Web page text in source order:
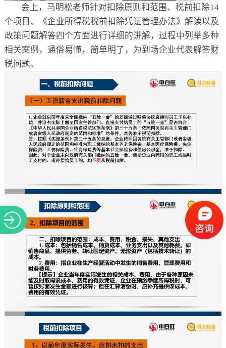
会上，马明松老师针对扣除原则和范围、税前扣除14
个项目、《企业所得税税前扣除凭证管理办法》解读以及
政策问题解答四个方面进行详细的讲解，过程中列举多种
相关案例，通俗易懂，简单明了，为到场企业代表解答财
税问题。